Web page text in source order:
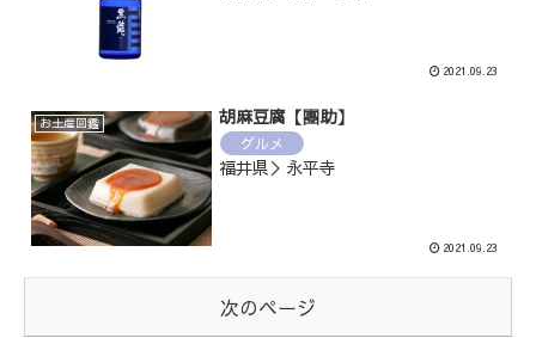
2021.09.23
お土産図鑑 胡麻豆腐【團助】
グルメ
福井県＞永平寺
2021.09.23
次のページ